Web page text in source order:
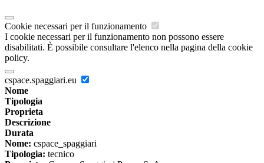
Cookie necessari per il funzionamento
I cookie necessari per il funzionamento non possono essere
disabilitati. È possibile consultare l'elenco nella pagina della cookie
policy.
cspace.spaggiari.eu
Nome
Tipologia
Proprieta
Descrizione
Durata
Nome: cspace_spaggiari
Tipologia: tecnico